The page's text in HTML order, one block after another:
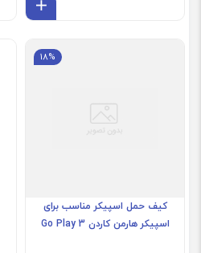
18%
کیف حمل اسپیکر مناسب برای
اسپیکر هارمن کاردن Go Play 3